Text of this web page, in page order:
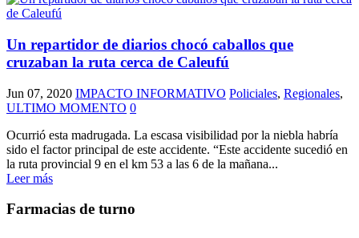
Un repartidor de diarios chocó caballos que
cruzaban la ruta cerca de Caleufú
Jun 07, 2020 IMPACTO INFORMATIVO Policiales, Regionales,
ULTIMO MOMENTO 0
Ocurrió esta madrugada. La escasa visibilidad por la niebla habría
sido el factor principal de este accidente. “Este accidente sucedió en
la ruta provincial 9 en el km 53 a las 6 de la mañana...
Leer más
Farmacias de turno